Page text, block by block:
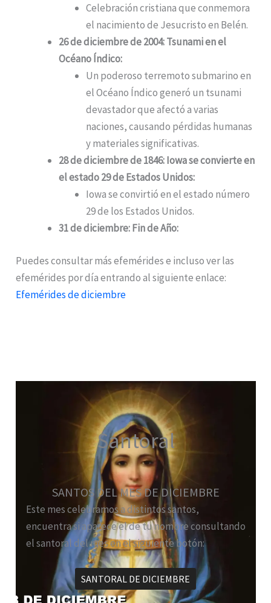
Celebración cristiana que conmemora
el nacimiento de Jesucristo en Belén.
26 de diciembre de 2004: Tsunami en el
Océano Índico:
Un poderoso terremoto submarino en
el Océano Índico generó un tsunami
devastador que afectó a varias
naciones, causando pérdidas humanas
y materiales significativas.
28 de diciembre de 1846: Iowa se convierte en
el estado 29 de Estados Unidos:
Iowa se convirtió en el estado número
29 de los Estados Unidos.
31 de diciembre: Fin de Año:
Puedes consultar más efemérides e incluso ver las
efemérides por día entrando al siguiente enlace:
Efemérides de diciembre
Santoral
SANTOS DEL MES DE DICIEMBRE
Este mes celebramos a distintos santos,
encuentra si aparece el de tu nombre consultando
el santoral del mes en el siguiente botón:
SANTORAL DE DICIEMBRE